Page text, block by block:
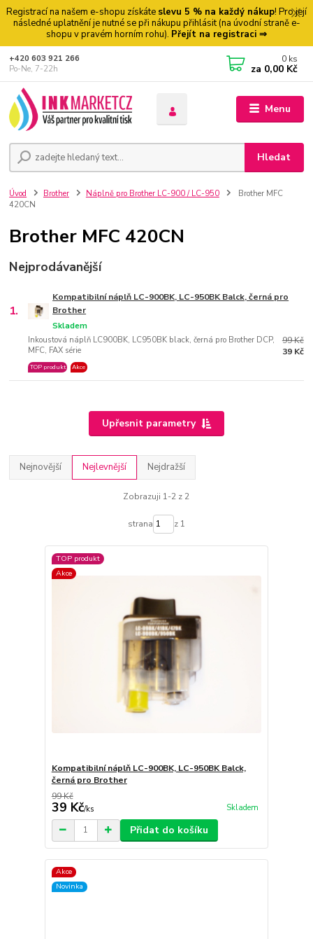
Registrací na našem e-shopu získáte slevu 5 % na každý nákup! Pro její
následné uplatnění je nutné se při nákupu přihlásit (na úvodní straně e-
shopu v pravém horním rohu). Přejít na registraci ⇒
Menu
Hledat
+420 603 921 266
Po-Ne, 7-22h
0 ks
za 0,00 Kč
Úvod Brother Náplně pro Brother LC-900 / LC-950
Brother MFC
420CN
Brother MFC 420CN
Nejprodávanější
1.
Kompatibilní náplň LC-900BK, LC-950BK Balck, černá pro
Brother
Inkoustová náplň LC900BK, LC950BK black, černá pro Brother DCP,
MFC, FAX série
Skladem
TOP produkt Akce
99 Kč
39 Kč
Upřesnit parametry
Nejnovější Nejlevnější Nejdražší
Zobrazuji 1-2 z 2
strana z 1
TOP produkt
Akce
Kompatibilní náplň LC-900BK, LC-950BK Balck,
černá pro Brother
99 Kč
39 Kč/ks Skladem
Přidat do košíku
Akce
Novinka